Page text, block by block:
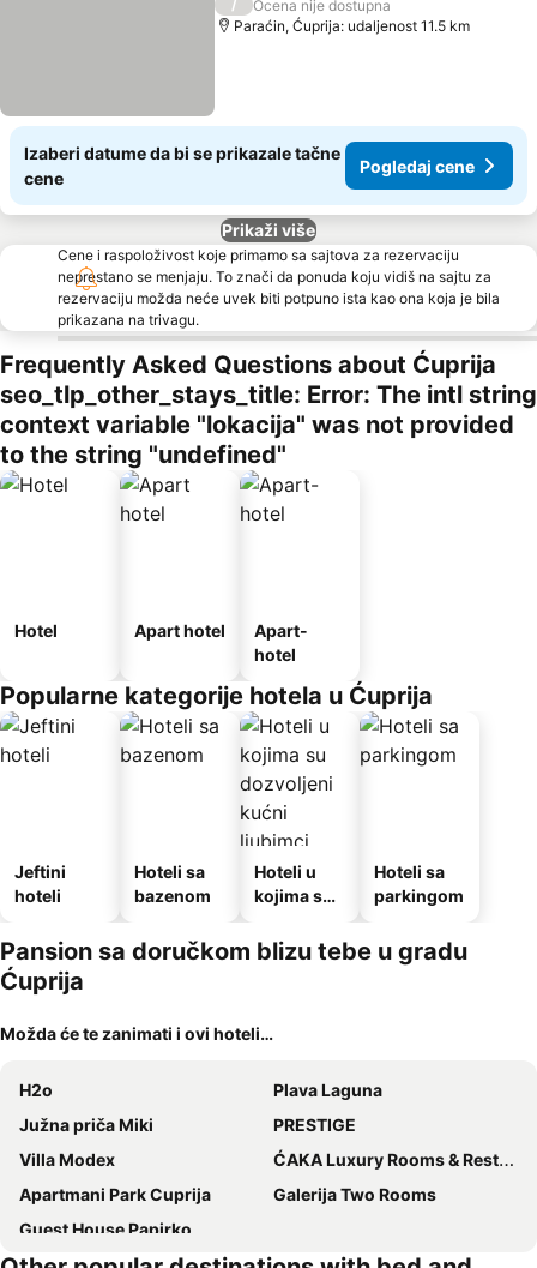
Pogledaj cene
/
Ocena nije dostupna
Paraćin, Ćuprija: udaljenost 11.5 km
Izaberi datume da bi se prikazale tačne
cene
Pogledaj cene
Prikaži više
Cene i raspoloživost koje primamo sa sajtova za rezervaciju
neprestano se menjaju. To znači da ponuda koju vidiš na sajtu za
rezervaciju možda neće uvek biti potpuno ista kao ona koja je bila
prikazana na trivagu.
Frequently Asked Questions about Ćuprija
seo_tlp_other_stays_title: Error: The intl string
context variable "lokacija" was not provided
to the string "undefined"
Hotel Apart hotel
Apart-
hotel
Popularne kategorije hotela u Ćuprija
Jeftini
hoteli
Hoteli sa
bazenom
Hoteli u
kojima su
kućni
ljubimci
Hoteli sa
parkingom
Pansion sa doručkom blizu tebe u gradu
Ćuprija
Možda će te zanimati i ovi hoteli…
H2o
Plava Laguna
Južna priča Miki
PRESTIGE
Villa Modex
ĆAKA Luxury Rooms & Restaurant
Apartmani Park Cuprija
Galerija Two Rooms
Guest House Papirko